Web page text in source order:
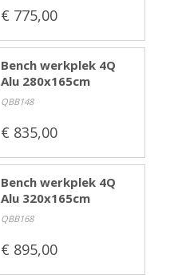
€ 775,00
Bench werkplek 4Q
Alu 280x165cm
QBB148
€ 835,00
Bench werkplek 4Q
Alu 320x165cm
QBB168
€ 895,00